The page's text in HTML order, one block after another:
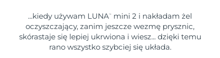
...kiedy używam LUNA ™
mini 2 i nakładam żel
oczyszczający, zanim jeszcze wezmę prysznic,
skórastaje się lepiej ukrwiona i wiesz... dzięki temu
rano wszystko szybciej się układa.